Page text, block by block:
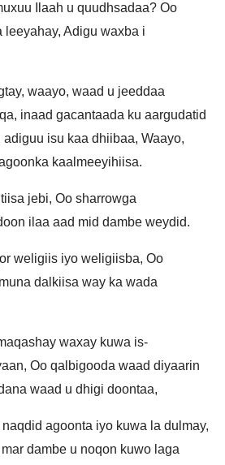
Ilaah u quudhsadaa? Oo
Adigu waxba i
waayo, waad u jeeddaa
inaad gacantaada ku aargudatid
isu kaa dhiibaa, Waayo,
kaalmeeyihiisa.
jebi, Oo sharrowga
ilaa aad mid dambe weydid.
weligiis iyo weligiisba, Oo
dalkiisa way ka wada
waxay kuwa is-
Oo qalbigooda waad diyaarin
waad u dhigi doontaa,
agoonta iyo kuwa la dulmay,
dambe u noqon kuwo laga